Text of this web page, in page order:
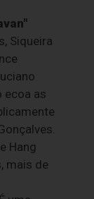
Siqueira
ecoa as
Hang
mais de